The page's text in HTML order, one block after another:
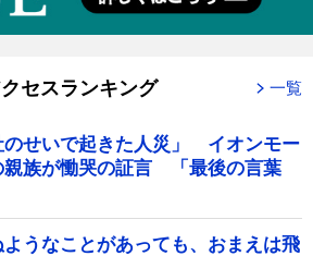
セスランキング 一覧
のせいで起きた人災」 イオンモー
親族が慟哭の証言 「最後の言葉
ようなことがあっても、おまえは飛